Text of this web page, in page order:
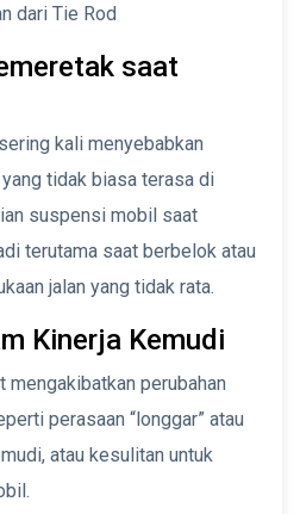
dari Tie Rod
saat
kali menyebabkan
tidak biasa terasa di
suspensi mobil saat
terutama saat berbelok atau
jalan yang tidak rata.
Kinerja Kemudi
mengakibatkan perubahan
perasaan “longgar” atau
atau kesulitan untuk